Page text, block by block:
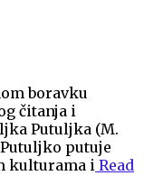
boravku
čitanja i
Putuljka (M.
putuje
kulturama iRead